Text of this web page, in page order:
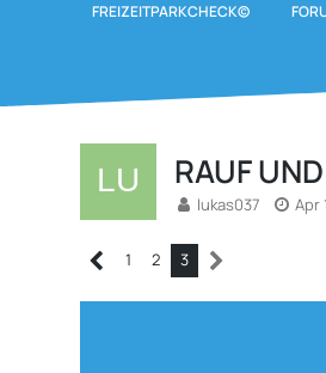
FREIZEITPARKCHECK©
RAUF
lukas037 Apr
1 2 3